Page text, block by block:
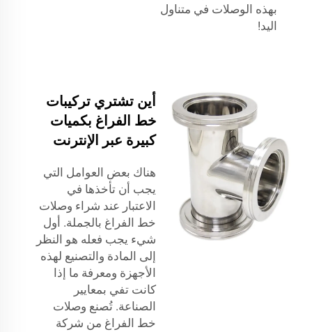
بهذه الوصلات في متناول
اليد!
أين تشتري تركيبات
خط الفراغ بكميات
كبيرة عبر الإنترنت
هناك بعض العوامل التي
يجب أن تأخذها في
الاعتبار عند شراء وصلات
خط الفراغ بالجملة. أول
شيء يجب فعله هو النظر
إلى المادة والتصنيع لهذه
الأجهزة ومعرفة ما إذا
كانت تفي بمعايير
الصناعة. تُصنع وصلات
خط الفراغ من شركة